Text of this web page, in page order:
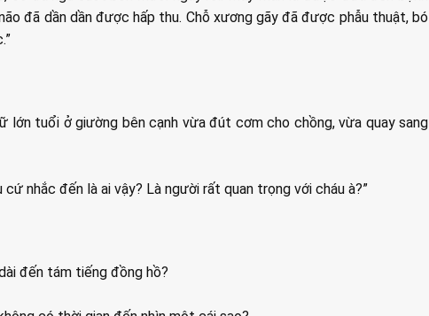
đã dần dần được hấp thu. Chỗ xương gãy đã được phẫu thuật, bó
lớn tuổi ở giường bên cạnh vừa đút cơm cho chồng, vừa quay sang
cứ nhắc đến là ai vậy? Là người rất quan trọng với cháu à?”
đến tám tiếng đồng hồ?